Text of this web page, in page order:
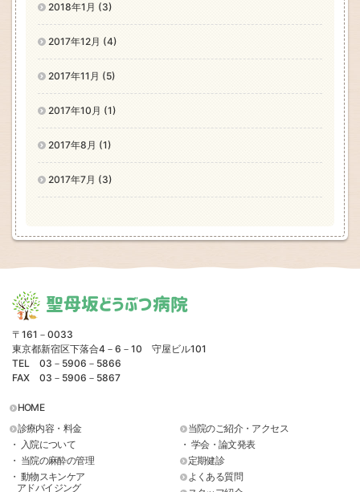
2018年1月 (3)
2017年12月 (4)
2017年11月 (5)
2017年10月 (1)
2017年8月 (1)
2017年7月 (3)
聖母坂どうぶつ病院
〒161－0033
東京都新宿区下落合4－6－10 守屋ビル101
TEL 03－5906－5866
FAX 03－5906－5867
HOME
診療内容・料金
・ 入院について
・ 当院の麻酔の管理
・ 動物スキンケア
アドバイジング
当院のご紹介・アクセス
・ 学会・論文発表
定期健診
よくある質問